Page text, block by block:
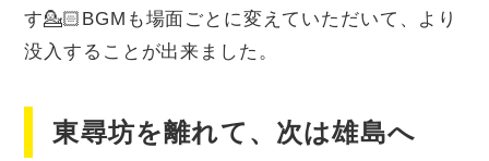
す💁🏻BGMも場面ごとに変えていただいて、より
没入することが出来ました。
東尋坊を離れて、次は雄島へ